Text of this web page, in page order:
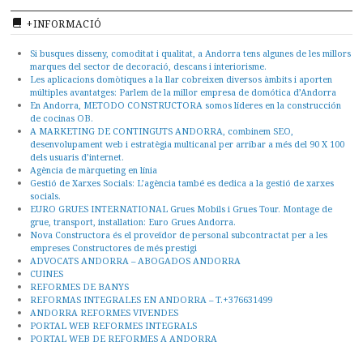
+INFORMACIÓ
Si busques disseny, comoditat i qualitat, a Andorra tens algunes de les millors
marques del sector de decoració, descans i interiorisme.
Les aplicacions domòtiques a la llar cobreixen diversos àmbits i aporten
múltiples avantatges: Parlem de la millor empresa de domótica d’Andorra
En Andorra, METODO CONSTRUCTORA somos líderes en la construcción
de cocinas OB.
A MARKETING DE CONTINGUTS ANDORRA, combinem SEO,
desenvolupament web i estratègia multicanal per arribar a més del 90 X 100
dels usuaris d’internet.
Agència de màrqueting en línia
Gestió de Xarxes Socials: L’agència també es dedica a la gestió de xarxes
socials.
EURO GRUES INTERNATIONAL Grues Mobils i Grues Tour. Montage de
grue, transport, installation: Euro Grues Andorra.
Nova Constructora és el proveïdor de personal subcontractat per a les
empreses Constructores de més prestigi
ADVOCATS ANDORRA – ABOGADOS ANDORRA
CUINES
REFORMES DE BANYS
REFORMAS INTEGRALES EN ANDORRA – T.+376631499
ANDORRA REFORMES VIVENDES
PORTAL WEB REFORMES INTEGRALS
PORTAL WEB DE REFORMES A ANDORRA